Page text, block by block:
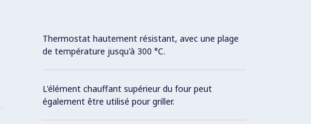
Thermostat hautement résistant, avec une plage
de température jusqu'à 300 °C.
L'élément chauffant supérieur du four peut
également être utilisé pour griller.